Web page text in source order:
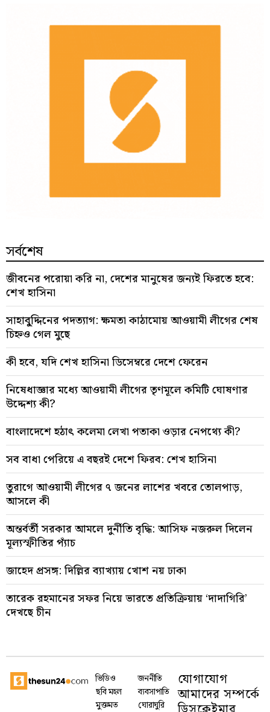
সর্বশেষ
জীবনের পরোয়া করি না, দেশের মানুষের জন্যই ফিরতে হবে:
শেখ হাসিনা
সাহাবু্দ্দিনের পদত্যাগ: ক্ষমতা কাঠামোয় আওয়ামী লীগের শেষ
চিহ্নও গেল মুছে
কী হবে, যদি শেখ হাসিনা ডিসেম্বরে দেশে ফেরেন
নিষেধাজ্ঞার মধ্যে আওয়ামী লীগের তৃণমূলে কমিটি ঘোষণার
উদ্দেশ্য কী?
বাংলাদেশে হঠাৎ কলেমা লেখা পতাকা ওড়ার নেপথ্যে কী?
সব বাধা পেরিয়ে এ বছরই দেশে ফিরব: শেখ হাসিনা
তুরাগে আওয়ামী লীগের ৭ জনের লাশের খবরে তোলপাড়,
আসলে কী
অন্তর্বর্তী সরকার আমলে দুর্নীতি বৃদ্ধি: আসিফ নজরুল দিলেন
মূল্যস্ফীতির প্যাঁচ
জাহেদ প্রসঙ্গ: দিল্লির ব্যাখ্যায় খোশ নয় ঢাকা
তারেক রহমানের সফর নিয়ে ভারতে প্রতিক্রিয়ায় ‘দাদাগিরি’
দেখছে চীন
ভিডিও
ছবি মহল
মুক্তমত
জননীতি
ব্যবসাপাতি
ঘোরাঘুরি
যোগাযোগ
আমাদের সম্পর্কে